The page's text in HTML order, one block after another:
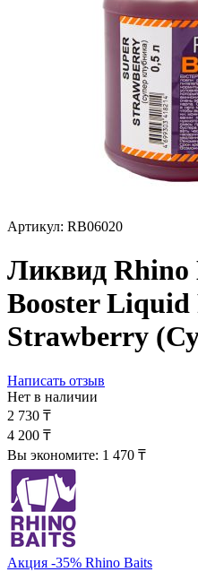
Артикул: RB06020
Ликвид Rhino
Booster Liquid
Strawberry
Написать отзыв
Нет в наличии
2 730 ₸
4 200 ₸
Вы экономите: 1 470 ₸
Акция -35% Rhino Baits